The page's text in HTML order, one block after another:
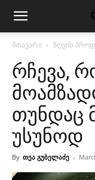
მთავარი ზღვის
რჩევა,
თუნდაც
უსუნოდ
By თეა გუბელაძე -